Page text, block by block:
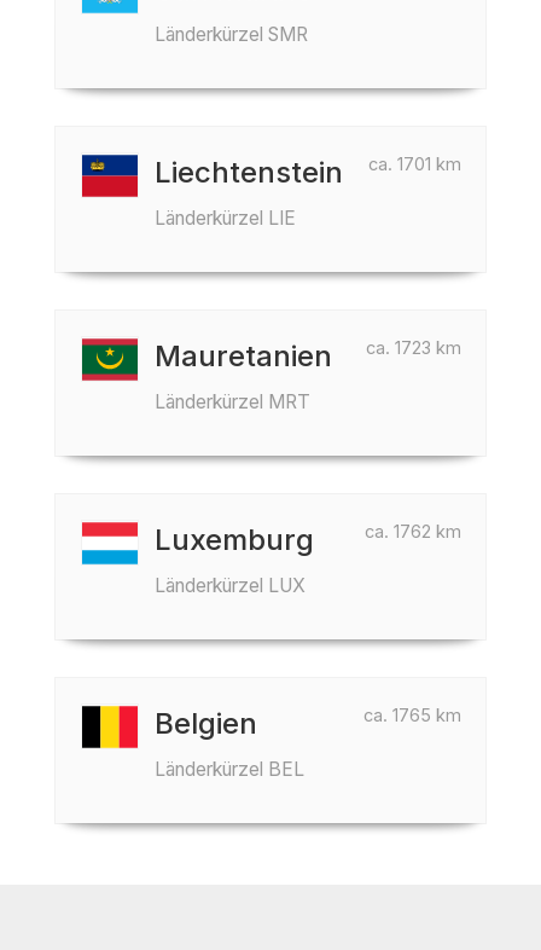
Länderkürzel SMR
ca. 1701 km
Liechtenstein
Länderkürzel LIE
ca. 1723 km
Mauretanien
Länderkürzel MRT
ca. 1762 km
Luxemburg
Länderkürzel LUX
ca. 1765 km
Belgien
Länderkürzel BEL